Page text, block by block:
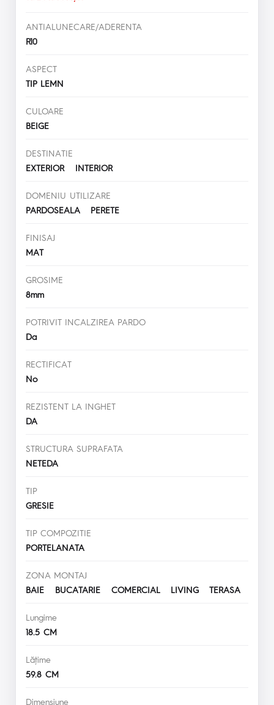
ANTIALUNECARE/ADERENTA
R10
ASPECT
TIP LEMN
CULOARE
BEIGE
DESTINATIE
EXTERIOR INTERIOR
DOMENIU UTILIZARE
PARDOSEALA PERETE
FINISAJ
MAT
GROSIME
8mm
POTRIVIT INCALZIREA PARDO
Da
RECTIFICAT
No
REZISTENT LA INGHET
DA
STRUCTURA SUPRAFATA
NETEDA
TIP
GRESIE
TIP COMPOZITIE
PORTELANATA
ZONA MONTAJ
BAIE BUCATARIE COMERCIAL LIVING TERASA
Lungime
18.5 CM
Lăţime
59.8 CM
Dimensiune